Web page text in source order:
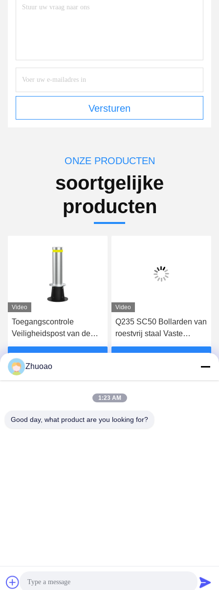
Versturen
ONZE PRODUCTEN
soortgelijke
producten
Video
Toegangscontrole
Veiligheidspost van de
oprit van koolstofstaal met
350 mm diepte vaste
bollarden
Video
Q235 SC50 Bollarden van
roestvrij staal Vaste
bollarden voor
2024-2026 Beijing Zhuoaoshipeng Technology Co., Ltd. . Alle rechten
Zhuoao
1:23 AM
Good day, what product are you looking for?